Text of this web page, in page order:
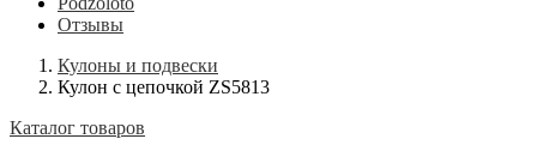
Отзывы
Кулоны и подвески
Кулон с цепочкой ZS5813
Каталог товаров